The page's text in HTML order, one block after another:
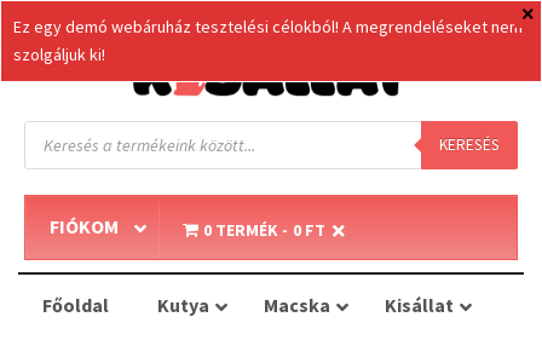
Products
search KERESÉS
FIÓKOM 0 TERMÉK 0 FT
Főoldal Kutya Macska Kisállat
Ez egy demó webáruház tesztelési célokból! A megrendeléseket nem
szolgáljuk ki!